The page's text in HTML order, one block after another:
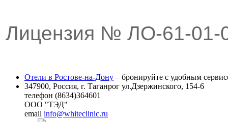
Лицензия № ЛО-61-01-
Отели в Ростове-на-Дону – бронируйте с удобным
347900, Россия, г. Таганрог ул.Дзержинского, 154-6
телефон (8634)364601
ООО "ТЭД"
email info@whiteclinic.ru